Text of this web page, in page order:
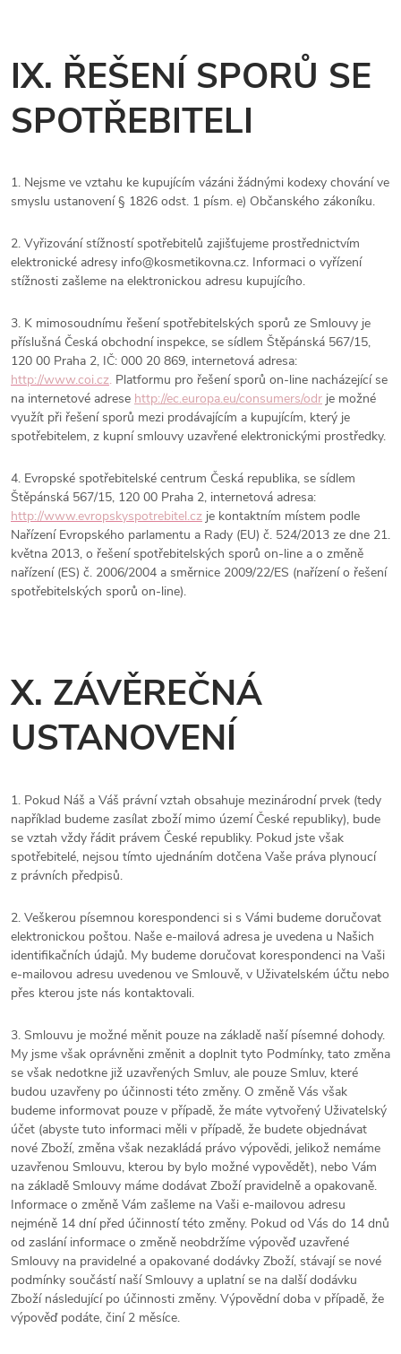
IX. ŘEŠENÍ SPORŮ SE
SPOTŘEBITELI
1. Nejsme ve vztahu ke kupujícím vázáni žádnými kodexy chování ve
smyslu ustanovení § 1826 odst. 1 písm. e) Občanského zákoníku.
2. Vyřizování stížností spotřebitelů zajišťujeme prostřednictvím
elektronické adresy info@kosmetikovna.cz. Informaci o vyřízení
stížnosti zašleme na elektronickou adresu kupujícího.
3. K mimosoudnímu řešení spotřebitelských sporů ze Smlouvy je
příslušná Česká obchodní inspekce, se sídlem Štěpánská 567/15,
120 00 Praha 2, IČ: 000 20 869, internetová adresa:
http://www.coi.cz. Platformu pro řešení sporů on-line nacházející se
na internetové adrese http://ec.europa.eu/consumers/odr je možné
využít při řešení sporů mezi prodávajícím a kupujícím, který je
spotřebitelem, z kupní smlouvy uzavřené elektronickými prostředky.
4. Evropské spotřebitelské centrum Česká republika, se sídlem
Štěpánská 567/15, 120 00 Praha 2, internetová adresa:
http://www.evropskyspotrebitel.cz je kontaktním místem podle
Nařízení Evropského parlamentu a Rady (EU) č. 524/2013 ze dne 21.
května 2013, o řešení spotřebitelských sporů on-line a o změně
nařízení (ES) č. 2006/2004 a směrnice 2009/22/ES (nařízení o řešení
spotřebitelských sporů on-line).
X. ZÁVĚREČNÁ
USTANOVENÍ
1. Pokud Náš a Váš právní vztah obsahuje mezinárodní prvek (tedy
například budeme zasílat zboží mimo území České republiky), bude
se vztah vždy řádit právem České republiky. Pokud jste však
spotřebitelé, nejsou tímto ujednáním dotčena Vaše práva plynoucí
z právních předpisů.
2. Veškerou písemnou korespondenci si s Vámi budeme doručovat
elektronickou poštou. Naše e-mailová adresa je uvedena u Našich
identifikačních údajů. My budeme doručovat korespondenci na Vaši
e-mailovou adresu uvedenou ve Smlouvě, v Uživatelském účtu nebo
přes kterou jste nás kontaktovali.
3. Smlouvu je možné měnit pouze na základě naší písemné dohody.
My jsme však oprávněni změnit a doplnit tyto Podmínky, tato změna
se však nedotkne již uzavřených Smluv, ale pouze Smluv, které
budou uzavřeny po účinnosti této změny. O změně Vás však
budeme informovat pouze v případě, že máte vytvořený Uživatelský
účet (abyste tuto informaci měli v případě, že budete objednávat
nové Zboží, změna však nezakládá právo výpovědi, jelikož nemáme
uzavřenou Smlouvu, kterou by bylo možné vypovědět), nebo Vám
na základě Smlouvy máme dodávat Zboží pravidelně a opakovaně.
Informace o změně Vám zašleme na Vaši e-mailovou adresu
nejméně 14 dní před účinností této změny. Pokud od Vás do 14 dnů
od zaslání informace o změně neobdržíme výpověď uzavřené
Smlouvy na pravidelné a opakované dodávky Zboží, stávají se nové
podmínky součástí naší Smlouvy a uplatní se na další dodávku
Zboží následující po účinnosti změny. Výpovědní doba v případě, že
výpověď podáte, činí 2 měsíce.